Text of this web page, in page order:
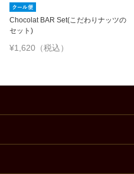
Chocolat BAR Set(こだわりナッツの
セット)
¥1,620（税込）